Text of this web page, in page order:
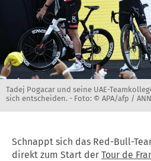
Tadej Pogacar und seine UAE-
sich entscheiden. - Foto: © APA/afp /
Schnappt sich das Red-Bull-
direkt zum Start der Tour de